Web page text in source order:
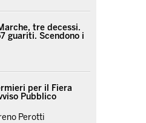
tre decessi.
guariti. Scendono i
per il Fiera
Pubblico
Perotti